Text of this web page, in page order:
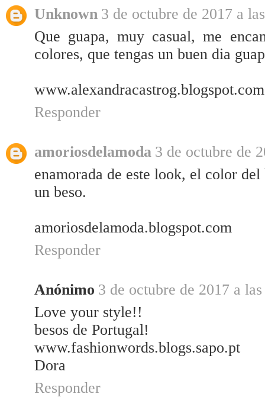
Unknown 3 de octubre de 2017 a
Que guapa, muy casual, me
colores, que tengas un buen dia
www.alexandracastrog.blogspot.com
Responder
amoriosdelamoda 3 de octubre de
enamorada de este look, el color
un beso.
amoriosdelamoda.blogspot.com
Responder
Anónimo 3 de octubre de 2017 a
Love your style!!
besos de Portugal!
www.fashionwords.blogs.sapo.pt
Dora
Responder